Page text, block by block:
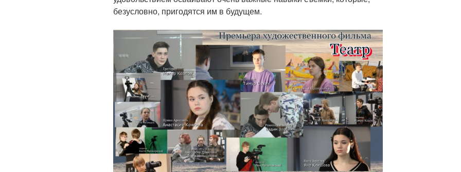
безусловно, пригодятся им в будущем.